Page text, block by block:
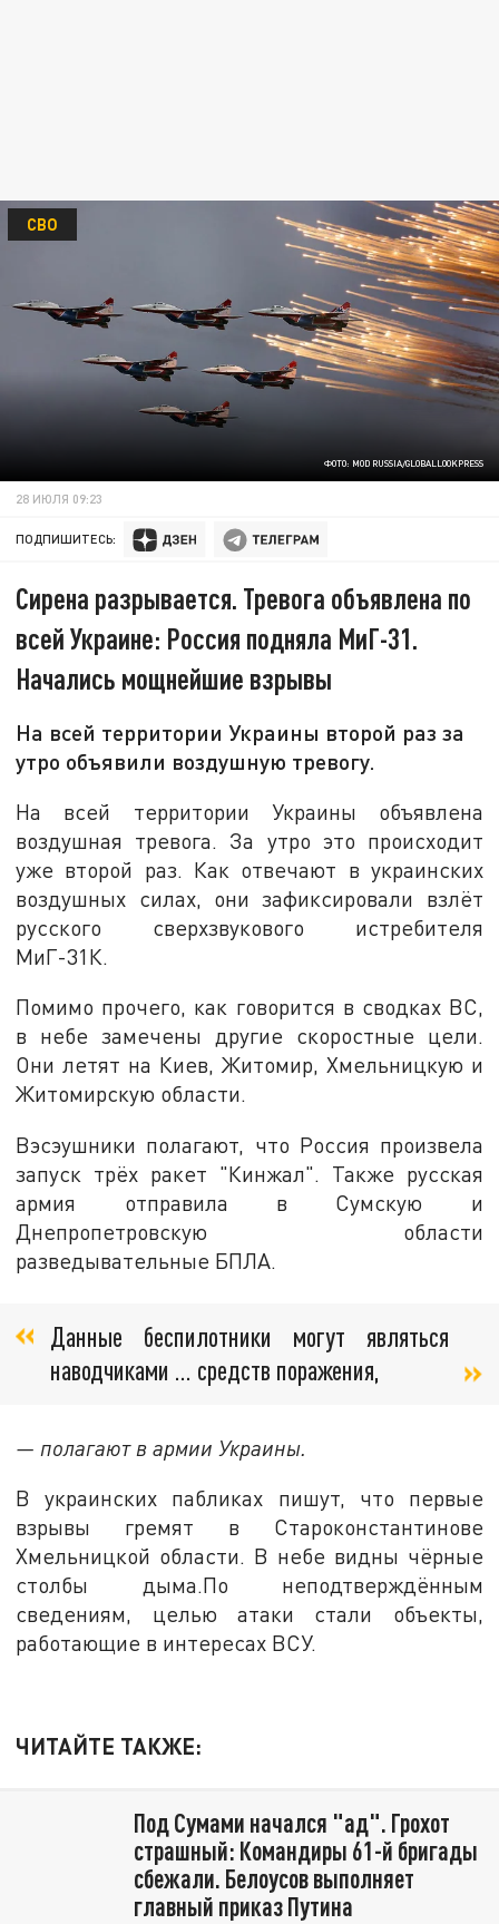
ФОТО: MOD RUSSIA/GLOBALLOOKPRESS
СВО
28 ИЮЛЯ 09:23
ПОДПИШИТЕСЬ:
Сирена разрывается. Тревога объявлена по
всей Украине: Россия подняла МиГ-31.
Начались мощнейшие взрывы
На всей территории Украины второй раз за
утро объявили воздушную тревогу.
На всей территории Украины объявлена
воздушная тревога. За утро это происходит
уже второй раз. Как отвечают в украинских
воздушных силах, они зафиксировали взлёт
русского сверхзвукового истребителя
МиГ-31К.
Помимо прочего, как говорится в сводках ВС,
в небе замечены другие скоростные цели.
Они летят на Киев, Житомир, Хмельницкую и
Житомирскую области.
Вэсэушники полагают, что Россия произвела
запуск трёх ракет "Кинжал". Также русская
армия отправила в Сумскую и
Днепропетровскую области
разведывательные БПЛА.
Данные беспилотники могут являться
наводчиками … средств поражения,
— полагают в армии Украины.
В украинских пабликах пишут, что первые
взрывы гремят в Староконстантинове
Хмельницкой области. В небе видны чёрные
столбы дыма.По неподтверждённым
сведениям, целью атаки стали объекты,
работающие в интересах ВСУ.
ЧИТАЙТЕ ТАКЖЕ:
Под Сумами начался "ад". Грохот
страшный: Командиры 61-й бригады
сбежали. Белоусов выполняет
главный приказ Путина